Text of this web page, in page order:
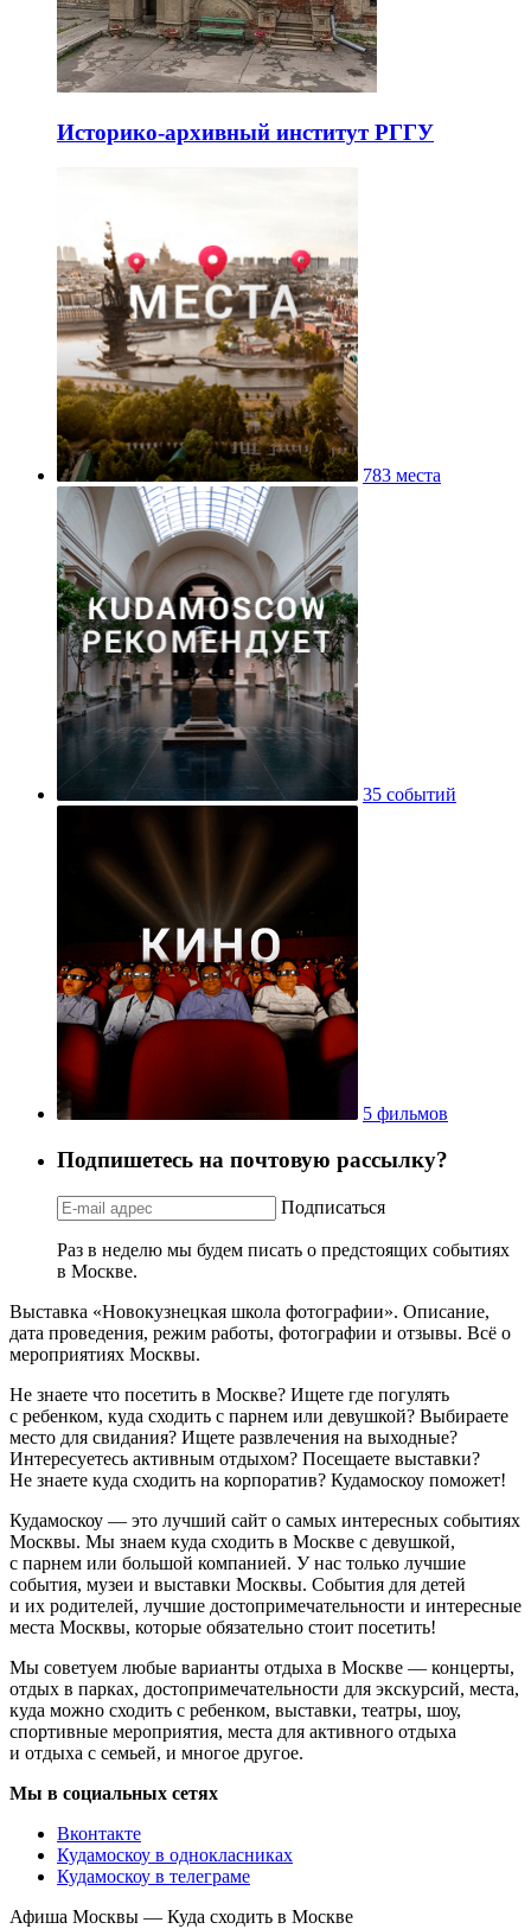
Историко-архивный институт РГГУ
783 места
35 событий
5 фильмов
Подпишетесь на почтовую рассылку?
Подписаться
Раз в неделю мы будем писать о предстоящих событиях
в Москве.
Выставка «Новокузнецкая школа фотографии». Описание,
дата проведения, режим работы, фотографии и отзывы. Всё о
мероприятиях Москвы.
Не знаете что посетить в Москве? Ищете где погулять
с ребенком, куда сходить с парнем или девушкой? Выбираете
место для свидания? Ищете развлечения на выходные?
Интересуетесь активным отдыхом? Посещаете выставки?
Не знаете куда сходить на корпоратив? Кудамоскоу поможет!
Кудамоскоу — это лучший сайт о самых интересных событиях
Москвы. Мы знаем куда сходить в Москве с девушкой,
с парнем или большой компанией. У нас только лучшие
события, музеи и выставки Москвы. События для детей
и их родителей, лучшие достопримечательности и интересные
места Москвы, которые обязательно стоит посетить!
Мы советуем любые варианты отдыха в Москве — концерты,
отдых в парках, достопримечательности для экскурсий, места,
куда можно сходить с ребенком, выставки, театры, шоу,
спортивные мероприятия, места для активного отдыха
и отдыха с семьей, и многое другое.
Мы в социальных сетях
Вконтакте
Кудамоскоу в однокласниках
Кудамоскоу в телеграме
Афиша Москвы — Куда сходить в Москве